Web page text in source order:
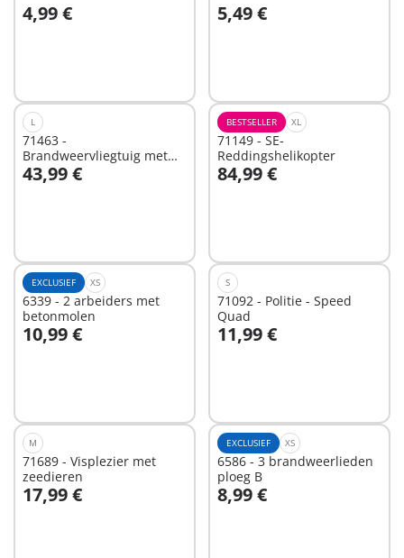
4,99 €
In winkelwagen 5,49 €
In winkelwagen
L
71463 -
Brandweervliegtuig met
blusfunctie
43,99 €
In winkelwagen
BESTSELLER XL
71149 - SE-
Reddingshelikopter
84,99 €
In winkelwagen
EXCLUSIEF XS
6339 - 2 arbeiders met
betonmolen
10,99 €
In winkelwagen
S
71092 - Politie - Speed
Quad
11,99 €
In winkelwagen
M
71689 - Visplezier met
zeedieren
17,99 €
In winkelwagen
EXCLUSIEF XS
6586 - 3 brandweerlieden
ploeg B
8,99 €
In winkelwagen